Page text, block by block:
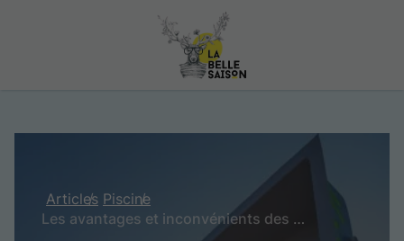
Articles Piscine
Les avantages et inconvénients des piscines à coque